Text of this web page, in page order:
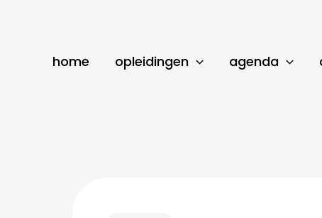
home opleidingen agenda